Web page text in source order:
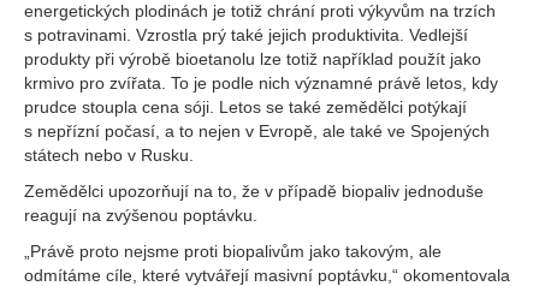
energetických plodinách je totiž chrání proti výkyvům na trzích
s potravinami. Vzrostla prý také jejich produktivita. Vedlejší
produkty při výrobě bioetanolu lze totiž například použít jako
krmivo pro zvířata. To je podle nich významné právě letos, kdy
prudce stoupla cena sóji. Letos se také zemědělci potýkají
s nepřízní počasí, a to nejen v Evropě, ale také ve Spojených
státech nebo v Rusku.
Zemědělci upozorňují na to, že v případě biopaliv jednoduše
reagují na zvýšenou poptávku.
„Právě proto nejsme proti biopalivům jako takovým, ale
odmítáme cíle, které vytvářejí masivní poptávku,“ okomentovala